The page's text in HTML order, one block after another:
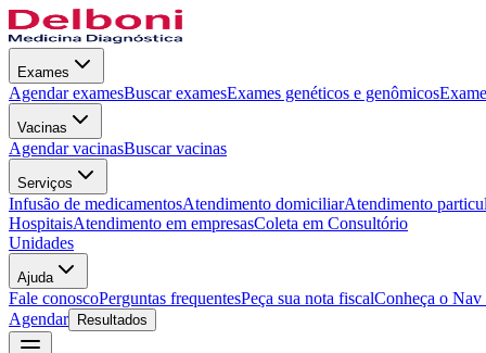
Exames
Agendar examesBuscar examesExames genéticos e genômicos
Vacinas
Agendar vacinasBuscar vacinas
Serviços
Infusão de medicamentosAtendimento domiciliarAtendimento
HospitaisAtendimento em empresasColeta em Consultório
Unidades
Ajuda
Fale conoscoPerguntas frequentesPeça sua nota fiscalConheça o Nav
Agendar
Resultados